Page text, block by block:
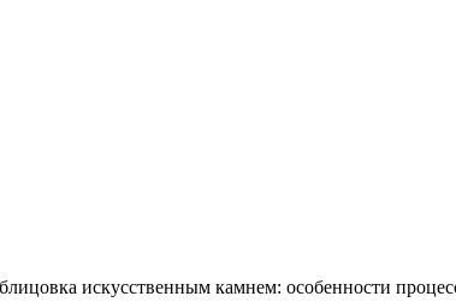
искусственным камнем: особенности